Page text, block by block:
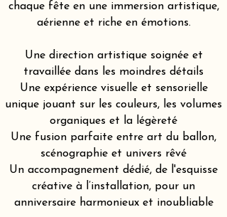
chaque fête en une immersion artistique,
aérienne et riche en émotions.
Une direction artistique soignée et
travaillée dans les moindres détails
Une expérience visuelle et sensorielle
unique jouant sur les couleurs, les volumes
organiques et la légèreté
Une fusion parfaite entre art du ballon,
scénographie et univers rêvé
Un accompagnement dédié, de l'esquisse
créative à l’installation, pour un
anniversaire harmonieux et inoubliable